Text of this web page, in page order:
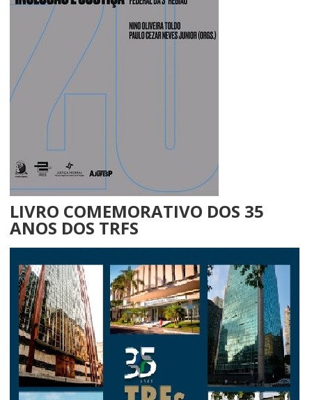
LIVRO COMEMORATIVO DOS 35
ANOS DOS TRFS